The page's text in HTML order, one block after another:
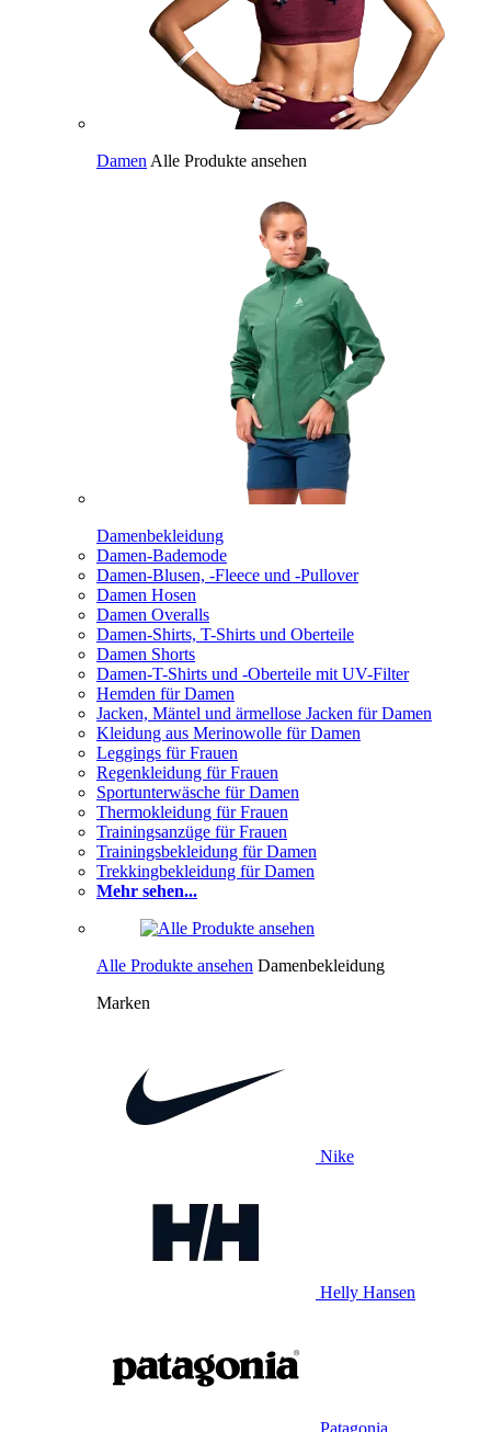
Damen Alle Produkte ansehen
Damenbekleidung
Damen-Bademode
Damen-Blusen, -Fleece und -Pullover
Damen Hosen
Damen Overalls
Damen-Shirts, T-Shirts und Oberteile
Damen Shorts
Damen-T-Shirts und -Oberteile mit UV-Filter
Hemden für Damen
Jacken, Mäntel und ärmellose Jacken für Damen
Kleidung aus Merinowolle für Damen
Leggings für Frauen
Regenkleidung für Frauen
Sportunterwäsche für Damen
Thermokleidung für Frauen
Trainingsanzüge für Frauen
Trainingsbekleidung für Damen
Trekkingbekleidung für Damen
Mehr sehen...
Alle Produkte ansehen Damenbekleidung
Marken
Nike
Helly Hansen
Patagonia